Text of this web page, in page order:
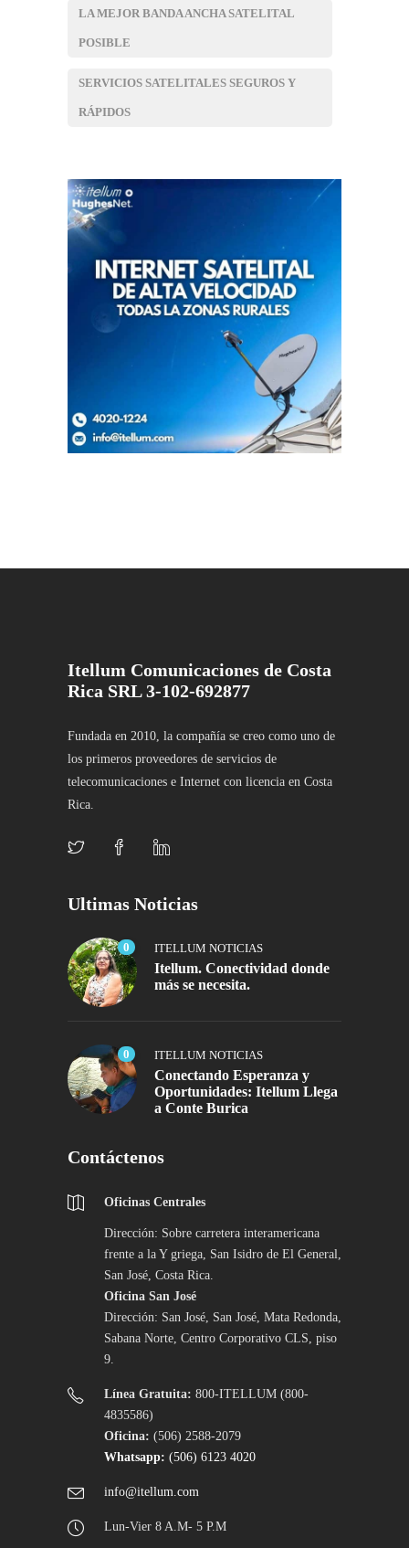
LA MEJOR BANDA ANCHA SATELITAL
POSIBLE
SERVICIOS SATELITALES SEGUROS Y
RÁPIDOS
Itellum Comunicaciones de Costa
Rica SRL 3-102-692877
Fundada en 2010, la compañía se creo como uno de
los primeros proveedores de servicios de
telecomunicaciones e Internet con licencia en Costa
Rica.
Ultimas Noticias
0 ITELLUM NOTICIAS
Itellum. Conectividad donde
más se necesita.
0 ITELLUM NOTICIAS
Conectando Esperanza y
Oportunidades: Itellum Llega
a Conte Burica
Contáctenos
Oficinas Centrales
Dirección: Sobre carretera interamericana
frente a la Y griega, San Isidro de El General,
San José, Costa Rica.
Oficina San José
Dirección: San José, San José, Mata Redonda,
Sabana Norte, Centro Corporativo CLS, piso
9.
Línea Gratuita: 800-ITELLUM (800-
4835586)
Oficina: (506) 2588-2079
Whatsapp: (506) 6123 4020
info@itellum.com
Lun-Vier 8 A.M- 5 P.M